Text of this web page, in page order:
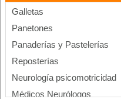
Galletas
Panetones
Panaderías y Pastelerías
Reposterías
Neurología psicomotricidad
Médicos Neurólogos